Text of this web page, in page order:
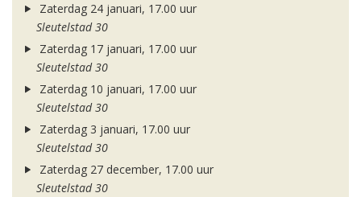
Zaterdag 24 januari, 17.00 uur
Sleutelstad 30
Zaterdag 17 januari, 17.00 uur
Sleutelstad 30
Zaterdag 10 januari, 17.00 uur
Sleutelstad 30
Zaterdag 3 januari, 17.00 uur
Sleutelstad 30
Zaterdag 27 december, 17.00 uur
Sleutelstad 30